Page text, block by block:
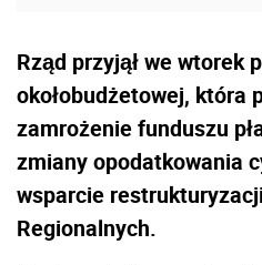
Rząd przyjął we wtorek
okołobudżetowej, która
zamrożenie funduszu
zmiany opodatkowania
wsparcie
Regionalnych.